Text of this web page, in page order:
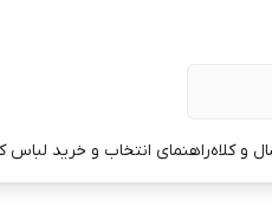
و کلاهراهنمای انتخاب و خرید لباس